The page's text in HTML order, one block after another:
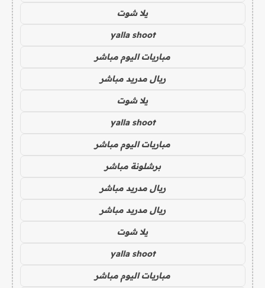
يلا شوت
yalla shoot
مباريات اليوم مباشر
ريال مدريد مباشر
يلا شوت
yalla shoot
مباريات اليوم مباشر
برشلونة مباشر
ريال مدريد مباشر
ريال مدريد مباشر
يلا شوت
yalla shoot
مباريات اليوم مباشر